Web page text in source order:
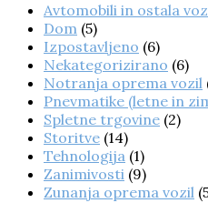
Avtomobili in ostala
Dom (5)
Izpostavljeno (6)
Nekategorizirano (6)
Notranja oprema vozil
Pnevmatike (letne in
Spletne trgovine (2)
Storitve (14)
Tehnologija (1)
Zanimivosti (9)
Zunanja oprema vozil